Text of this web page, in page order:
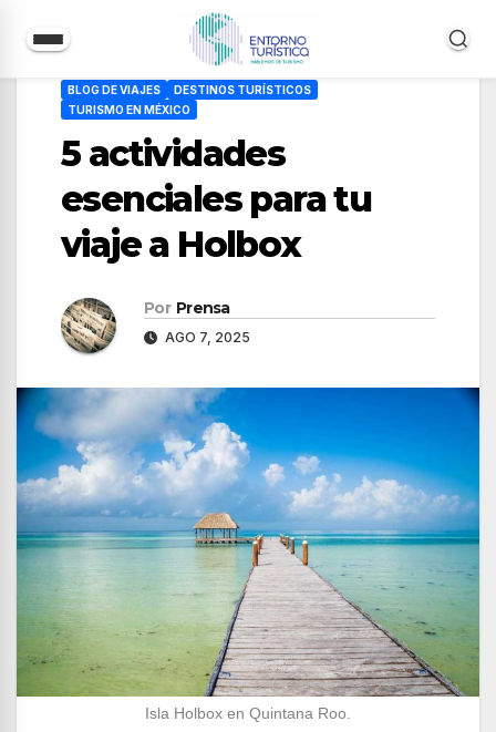
BLOG DE VIAJES
DESTINOS TURÍSTICOS
TURISMO EN MÉXICO
5 actividades
esenciales para tu
viaje a Holbox
Por Prensa
AGO 7, 2025
Isla Holbox en Quintana Roo.